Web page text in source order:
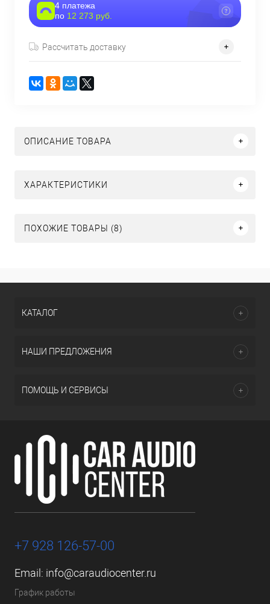
4 платежа
по 12 273 руб.
Рассчитать доставку
ОПИСАНИЕ ТОВАРА
ХАРАКТЕРИСТИКИ
ПОХОЖИЕ ТОВАРЫ (8)
КАТАЛОГ
НАШИ ПРЕДЛОЖЕНИЯ
ПОМОЩЬ И СЕРВИСЫ
+7 928 126-57-00
Email: info@caraudiocenter.ru
График работы